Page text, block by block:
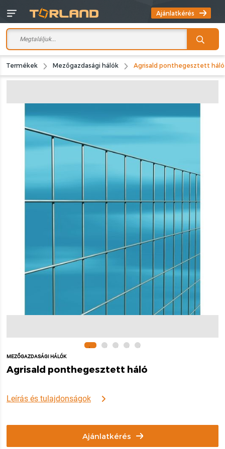
Ajánlatkérés
Termékek Mezőgazdasági hálók Agrisald ponthegesztett háló
MEZŐGAZDASÁGI HÁLÓK
Agrisald ponthegesztett háló
Leírás és tulajdonságok
Ajánlatkérés